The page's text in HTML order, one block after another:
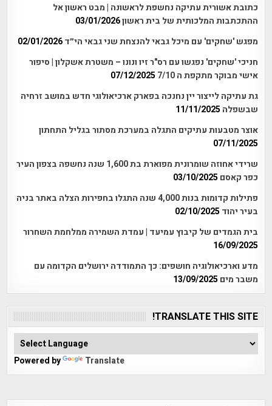
כתובת אשורית עתיקה נחשפת לראשונה | מבט ראשון אל
ההתכתבות המלכותית של בית ראשון03/01/2026
מפגש 'שחקים' עם מיכל גבאי להנצחת שני גבאי הי״ד 02/01/2026
חניכי 'שחקים' נפגשו עם רס"ר זיו ונונו – משטרת אשקלון | סיפור
אישי מבוקר מתקפת ה 7/10
07/12/2025
גת עתיקה לייצור יין נחנכה בפארק ארכיאולוגי חדש במושב זרחיה
שבשפלה 11/11/2025
אוצר מטבעות עתיקים התגלה במערכת מסתור בגליל התחתון
07/11/2025
שרידי אחוזה שומרונית מפוארת בת 1,600 שנה נחשפה בצפון העיר
כפר קאסם 03/10/2025
פתילות קדומות בנות 4,000 שנה התגלו בחפירות הצלה באתר בניה
בעיר יהוד 02/10/2025
בית הגמדים של קיבוץ עמיעד | עמדת השמירה ממלחמת השחרור
16/09/2025
מדע וארכיאולוגיה חושפים: כך התמודדה ירושלים הקדומה עם
משבר מים 13/09/2025
TRANSLATE THIS SITE!
Powered by Translate